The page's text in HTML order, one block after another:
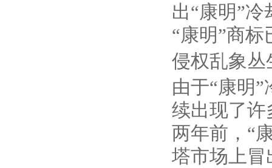
出“康明”
“康明”商
侵权乱象丛
由于“康明
续出现了许
两年前，“
塔市场上冒